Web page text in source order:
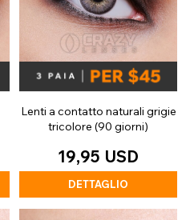
Lenti a contatto naturali grigie
tricolore (90 giorni)
19,95 USD
DETTAGLIO